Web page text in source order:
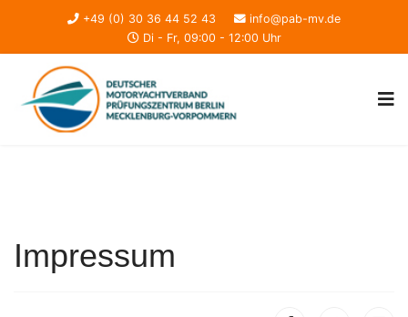
+49 (0) 30 36 44 52 43
info@pab-mv.de
Di - Fr, 09:00 - 12:00 Uhr
Impressum